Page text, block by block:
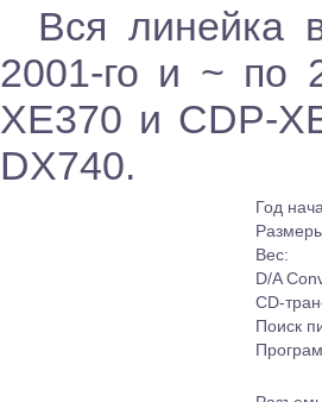
Вся линейка
2001-го и ~ по
XE370 и CDP-
DX740.
Год
Вес:
D/A
CD-
Поиск